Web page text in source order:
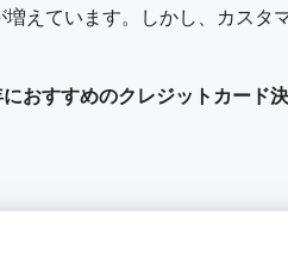
えています。しかし、カスタ
おすすめのクレジットカード